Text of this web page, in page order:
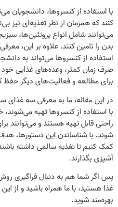
با استفاده از کنسروها، دانشجویان
کنند که همزمان از نظر تغذیه‌ای نیز
می‌توانند شامل انواع پروتئین‌ها،
بدن را تامین کنند. علاوه بر این،
استفاده از کنسروها می‌تواند به
صرف زمان کمتر، وعده‌های غذایی خود
برای مطالعه و فعالیت‌های دیگر حفظ
در این مقاله، ما به معرفی سه غذای
با استفاده از کنسروها تهیه
راحتی قابل تهیه هستند و می‌توانند
شوند. با شناساندن این دستورها،
کمک کنیم تا تغذیه سالمی داشته
آشپزی بگذارند.
پس اگر شما هم به دنبال فراگیری
غذا هستید، با ما همراه باشید و از
بهره‌مند شوید.